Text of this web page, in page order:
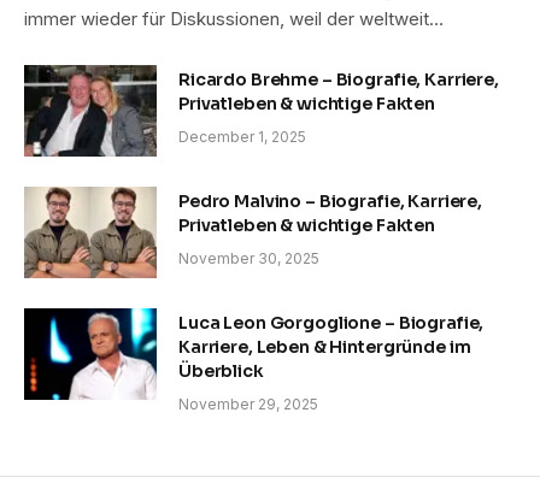
immer wieder für Diskussionen, weil der weltweit…
Ricardo Brehme – Biografie, Karriere,
Privatleben & wichtige Fakten
December 1, 2025
Pedro Malvino – Biografie, Karriere,
Privatleben & wichtige Fakten
November 30, 2025
Luca Leon Gorgoglione – Biografie,
Karriere, Leben & Hintergründe im
Überblick
November 29, 2025